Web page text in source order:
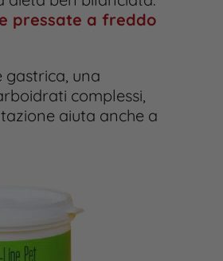
pressate a freddo
una
complessi,
aiuta anche a